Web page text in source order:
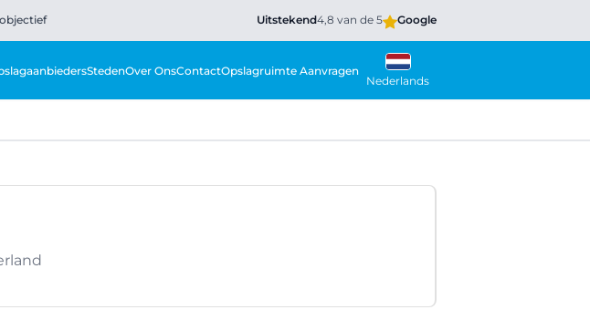
Uitstekend4,8 van de 5 Google
StedenOver OnsContactOpslagruimte Aanvragen
Nederlands